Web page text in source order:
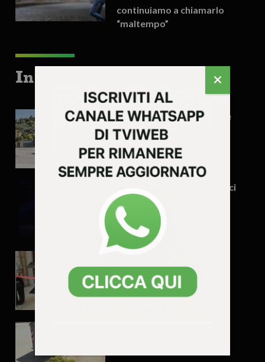
continuiamo a chiamarlo
“maltempo”
In evidenza
Brendola, conti in ordine e
investimenti
E adesso, Francesco, tienici
un tavolo ed un’ombra di
vino